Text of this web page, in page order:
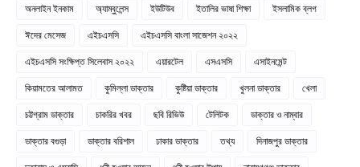
অনলাইন ইনকাম অ্যাম্বুলেন্স ইউটিউব ইতালির ভাষা শিক্ষা
ইসলামিক ব্লগ
ঈদের মেসেজ
এইচএসসি
এইচএসসি বাংলা সাজেশন ২০২২
এইচএসসি সংক্ষিপ্ত সিলেবাস ২০২২
এয়ারটেল এসএসসি
এসাইনমেন্ট
কিয়ামতের আলামত
কুমিল্লা ডাক্তার কুষ্টিয়া ডাক্তার খুলনা ডাক্তার
খেলা
চট্টগ্রাম ডাক্তার
চাকরির খবর ছবি রিভিউ টেলিটক
ডাক্তার ও নাম্বার
ডাক্তার বগুড়া
ডাক্তার বরিশাল ঢাকার ডাক্তার তথ্য
দিনাজপুর ডাক্তার